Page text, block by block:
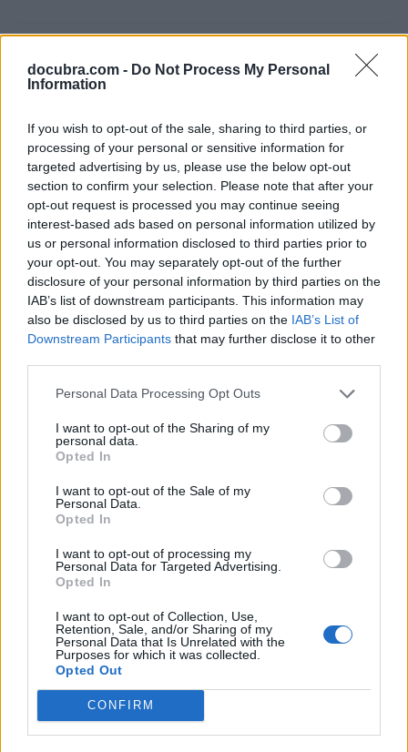
docubra.com - Do Not Process My Personal
Information
If you wish to opt-out of the sale, sharing to third parties, or
processing of your personal or sensitive information for
targeted advertising by us, please use the below opt-out
section to confirm your selection. Please note that after your
opt-out request is processed you may continue seeing
interest-based ads based on personal information utilized by
us or personal information disclosed to third parties prior to
your opt-out. You may separately opt-out of the further
disclosure of your personal information by third parties on the
IAB’s list of downstream participants. This information may
also be disclosed by us to third parties on the IAB’s List of
Downstream Participants that may further disclose it to other
Personal Data Processing Opt Outs
I want to opt-out of the Sharing of my
personal data.
Opted In
I want to opt-out of the Sale of my
Personal Data.
Opted In
I want to opt-out of processing my
Personal Data for Targeted Advertising.
Opted In
I want to opt-out of Collection, Use,
Retention, Sale, and/or Sharing of my
Personal Data that Is Unrelated with the
Purposes for which it was collected.
Opted Out
CONFIRM
Agradecendo a Recepcionista
2025-10-28 20:50:54
PDF
Iris Morland - The Flower Shop Sisters
1.1 - Petal Pluker (Bonus)
2025-10-27 20:45:27 703.9 KB
14 páginas
PDF
Carrie Ann Ryan [Circulo de Dante 1.5] -
Um Casamento Com Asas
2025-10-09 21:23:08 344.2 KB
Christina Lauren - [Selvagem Irresistivel
2025-09-18 16:02:59 389.8 KB
7 páginas
PDF